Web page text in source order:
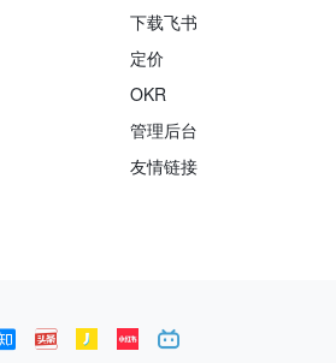
下载飞书
定价
OKR
管理后台
友情链接